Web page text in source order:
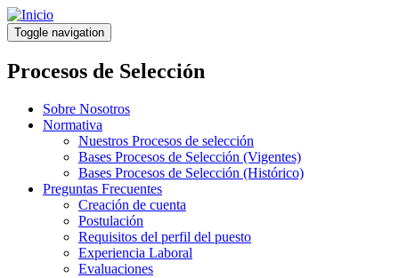
Pasar
al
contenido
principal
Toggle navigation
Procesos de Selección
Sobre Nosotros
Normativa
Nuestros Procesos de selección
Bases Procesos de Selección (Vigentes)
Bases Procesos de Selección (Histórico)
Preguntas Frecuentes
Creación de cuenta
Postulación
Requisitos del perfil del puesto
Experiencia Laboral
Evaluaciones